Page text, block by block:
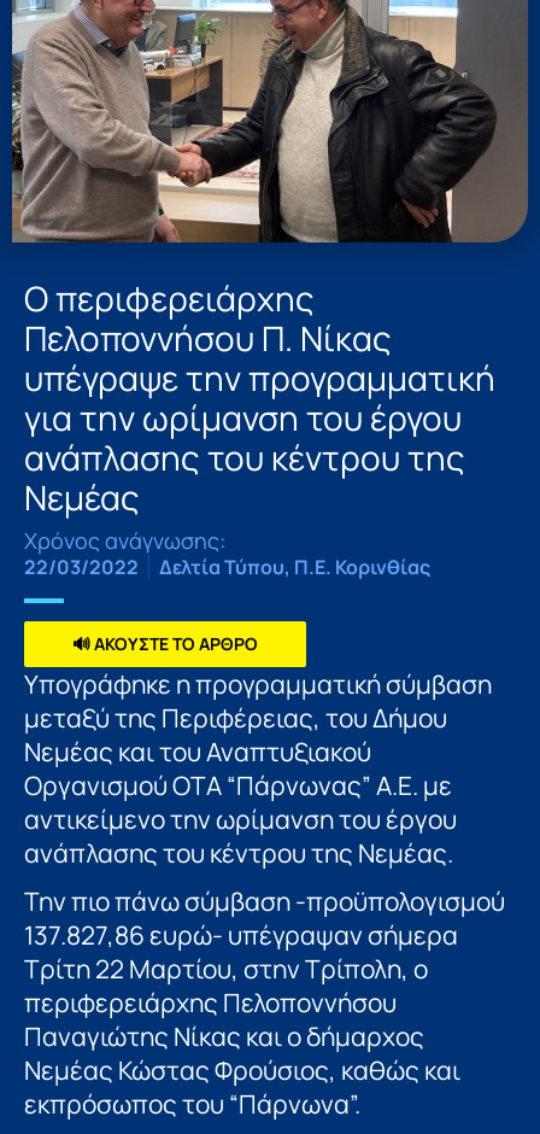
Ο περιφερειάρχης
Πελοποννήσου Π. Νίκας
υπέγραψε την προγραμματική
για την ωρίμανση του έργου
ανάπλασης του κέντρου της
Νεμέας
Χρόνος ανάγνωσης:
22/03/2022 Δελτία Τύπου, Π.Ε. Κορινθίας
🔊 ΑΚΟΥΣΤΕ ΤΟ ΑΡΘΡΟ
Υπογράφηκε η προγραμματική σύμβαση
μεταξύ της Περιφέρειας, του Δήμου
Νεμέας και του Αναπτυξιακού
Οργανισμού ΟΤΑ “Πάρνωνας” Α.Ε. με
αντικείμενο την ωρίμανση του έργου
ανάπλασης του κέντρου της Νεμέας.
Την πιο πάνω σύμβαση -προϋπολογισμού
137.827,86 ευρώ- υπέγραψαν σήμερα
Τρίτη 22 Μαρτίου, στην Τρίπολη, ο
περιφερειάρχης Πελοποννήσου
Παναγιώτης Νίκας και ο δήμαρχος
Νεμέας Κώστας Φρούσιος, καθώς και
εκπρόσωπος του “Πάρνωνα”.